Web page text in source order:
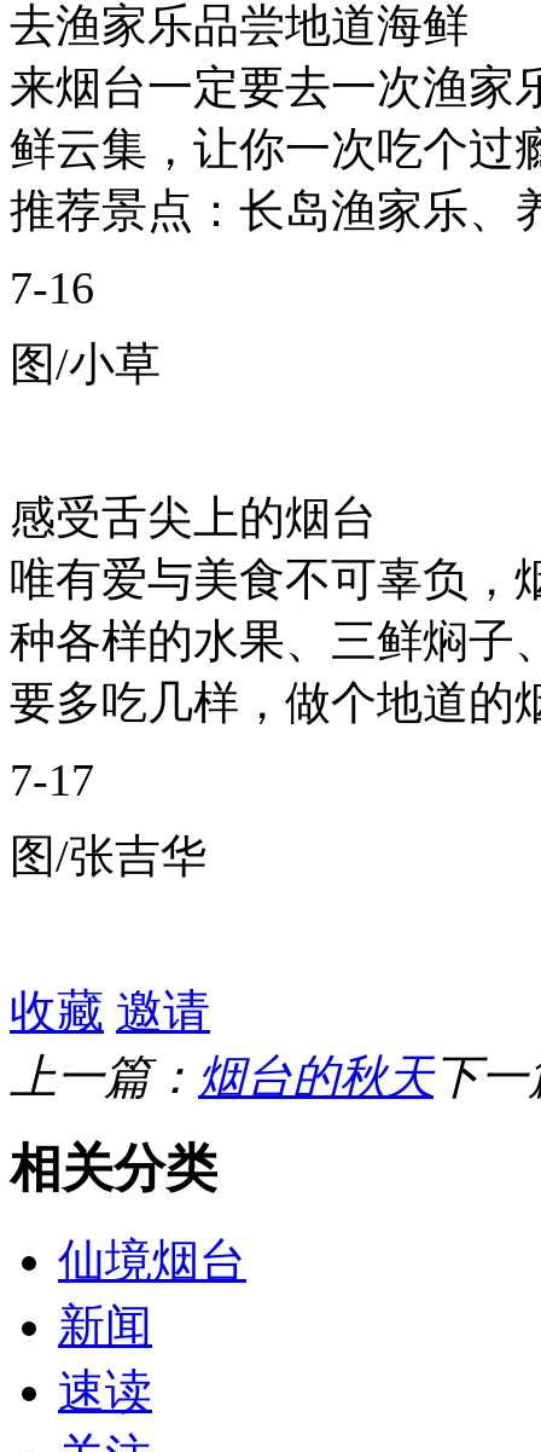
去渔家乐品尝地道海鲜
来烟台一定要去一次渔家
鲜云集，让你一次吃个过
推荐景点：长岛渔家乐、
7-16
图/小草
感受舌尖上的烟台
唯有爱与美食不可辜负，
种各样的水果、三鲜焖子
要多吃几样，做个地道的
7-17
图/张吉华
收藏 邀请
上一篇： 烟台的秋天下一
相关分类
仙境烟台
新闻
速读